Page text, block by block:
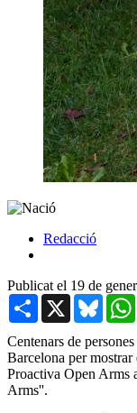
Redacció
Publicat el 19 de
Share X
Centenars de
Barcelona per
Proactiva Open Arms
Arms''.